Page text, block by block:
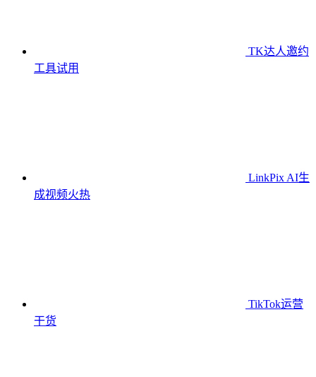
TK达人邀约
工具试用
LinkPix AI生
成视频火热
TikTok运营
干货